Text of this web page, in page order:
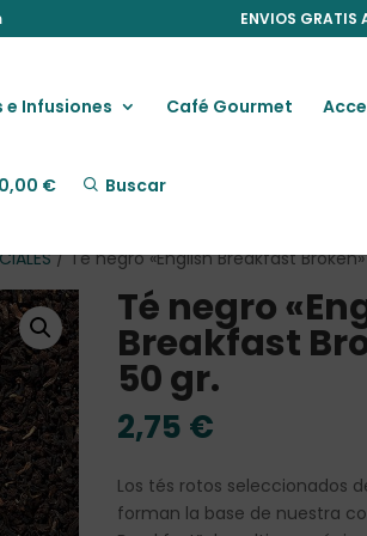
ENVIOS GRATIS
e Infusiones Café Gourmet
0,00 € Buscar
/ Té negro «English Breakfast Broken»
Té negro
Breakfast
50 gr.
2,75 €
Los tés rotos seleccionados
forman la base de nuestra